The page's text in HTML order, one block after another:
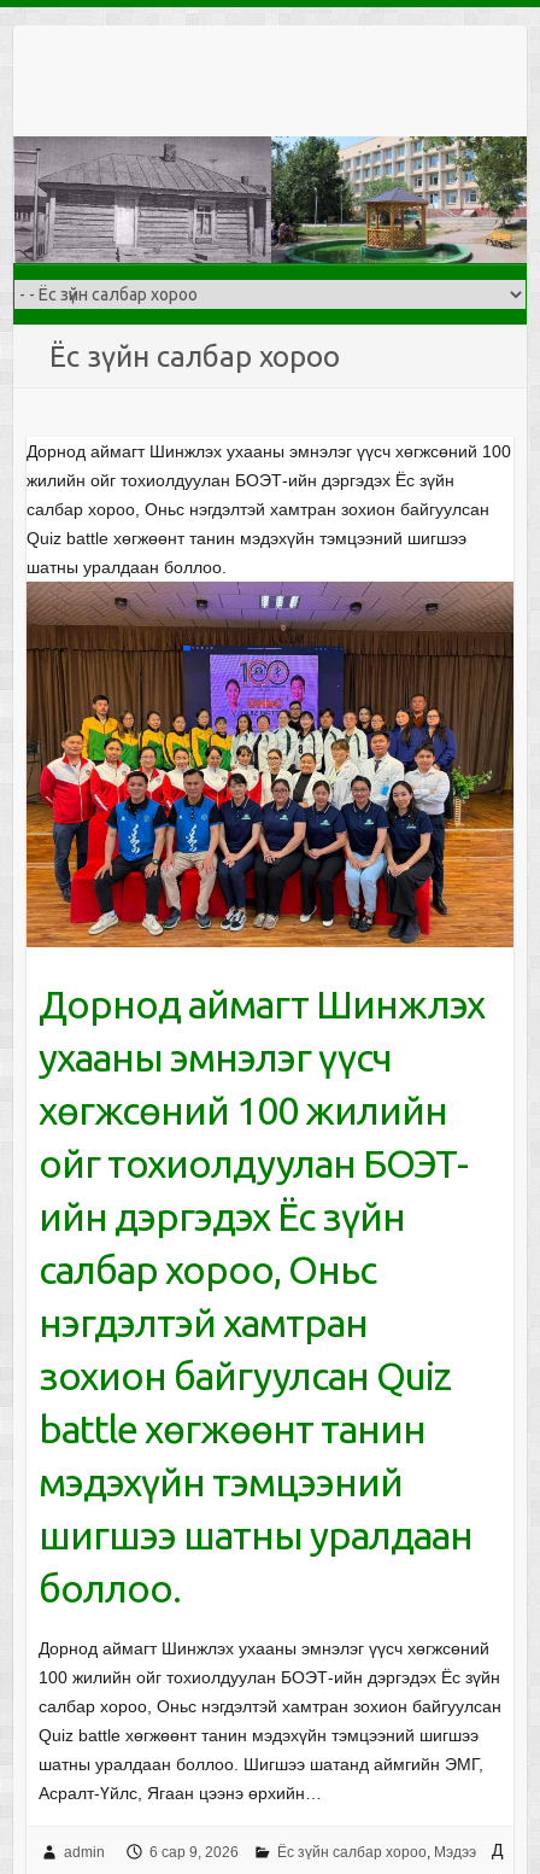
Ёс зүйн салбар хороо
Дорнод аймагт Шинжлэх ухааны эмнэлэг үүсч хөгжсөний 100
жилийн ойг тохиолдуулан БОЭТ-ийн дэргэдэх Ёс зүйн
салбар хороо, Оньс нэгдэлтэй хамтран зохион байгуулсан
Quiz battle хөгжөөнт танин мэдэхүйн тэмцээний шигшээ
шатны уралдаан боллоо.
Дорнод аймагт Шинжлэх
ухааны эмнэлэг үүсч
хөгжсөний 100 жилийн
ойг тохиолдуулан БОЭТ-
ийн дэргэдэх Ёс зүйн
салбар хороо, Оньс
нэгдэлтэй хамтран
зохион байгуулсан Quiz
battle хөгжөөнт танин
мэдэхүйн тэмцээний
шигшээ шатны уралдаан
боллоо.
Дорнод аймагт Шинжлэх ухааны эмнэлэг үүсч хөгжсөний
100 жилийн ойг тохиолдуулан БОЭТ-ийн дэргэдэх Ёс зүйн
салбар хороо, Оньс нэгдэлтэй хамтран зохион байгуулсан
Quiz battle хөгжөөнт танин мэдэхүйн тэмцээний шигшээ
шатны уралдаан боллоо. Шигшээ шатанд аймгийн ЭМГ,
Асралт-Үйлс, Ягаан цээнэ өрхийн…
admin 6 сар 9, 2026 Ёс зүйн салбар хороо, Мэдээ
Д